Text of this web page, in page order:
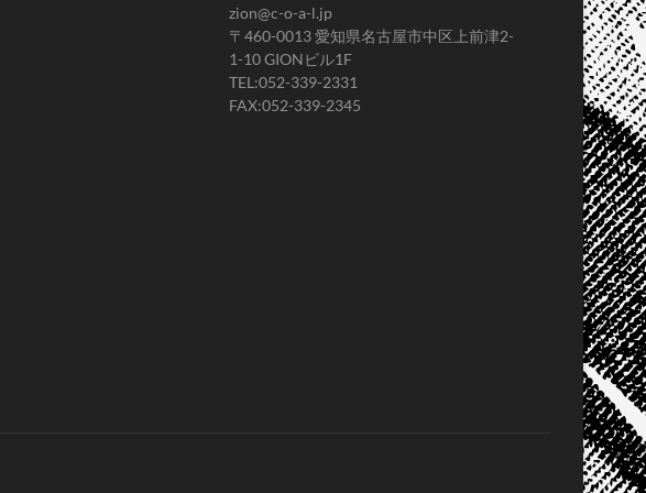
zion@c-o-a-l.jp
〒460-0013 愛知県名古屋市中区上前津2-
1-10 GIONビル1F
TEL:052-339-2331
FAX:052-339-2345